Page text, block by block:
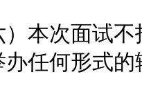
次面试不
办任何形式